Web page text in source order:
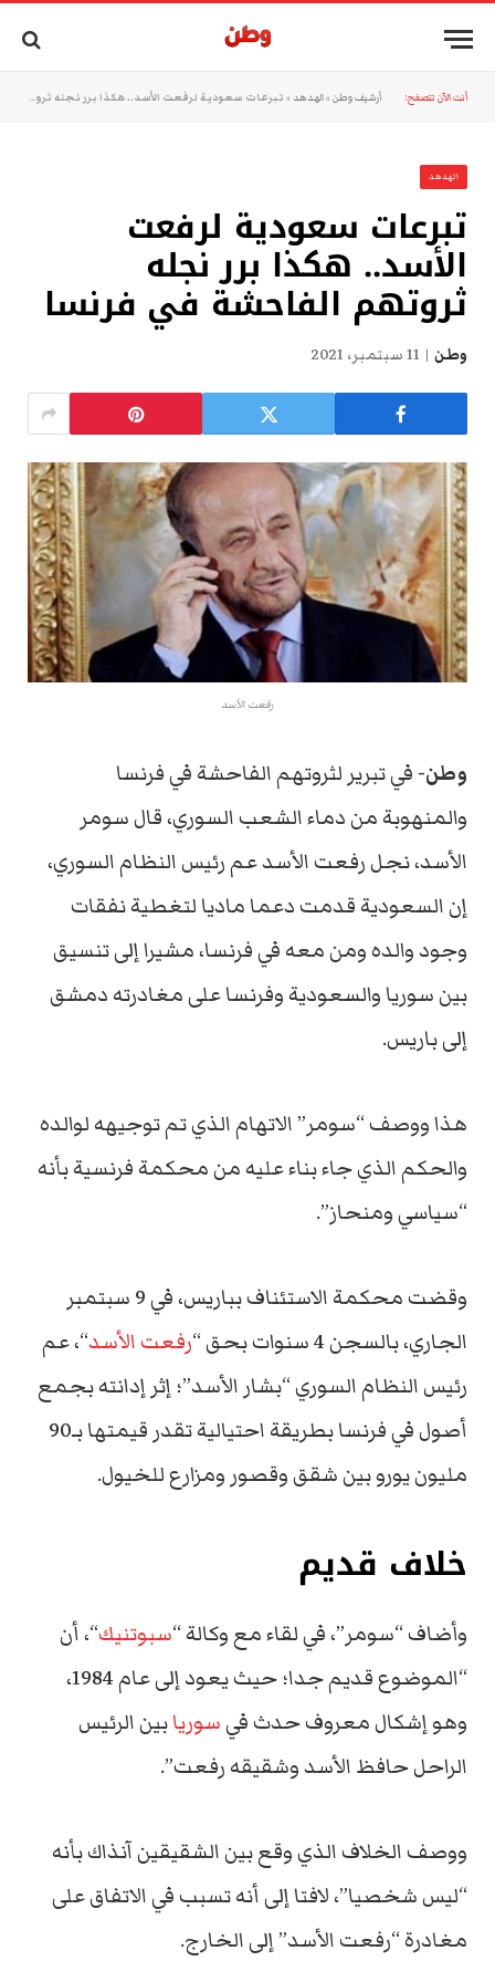
أنت الآن تتصفح: أرشيف وطن »الهدهد » تبرعات سعودية لرفعت الأسد.. هكذا برر نجله ثروتهم الفاحشة في فرنسا
الهدهد
تبرعات سعودية لرفعت
الأسد.. هكذا برر نجله
ثروتهم الفاحشة في فرنسا
وطن 11 سبتمبر، 2021
رفعت الأسد
وطن- في تبرير لثروتهم الفاحشة في فرنسا
والمنهوبة من دماء الشعب السوري، قال سومر
الأسد، نجل رفعت الأسد عم رئيس النظام السوري،
إن السعودية قدمت دعما ماديا لتغطية نفقات
وجود والده ومن معه في فرنسا، مشيرا إلى تنسيق
بين سوريا والسعودية وفرنسا على مغادرته دمشق
إلى باريس.
هذا ووصف “سومر” الاتهام الذي تم توجيهه لوالده
والحكم الذي جاء بناء عليه من محكمة فرنسية بأنه
“سياسي ومنحاز”.
وقضت محكمة الاستئناف بباريس، في 9 سبتمبر
الجاري، بالسجن 4 سنوات بحق “
رفعت الأسد“، عم
رئيس النظام السوري “بشار الأسد”؛ إثر إدانته بجمع
أصول في فرنسا بطريقة احتيالية تقدر قيمتها بـ90
مليون يورو بين شقق وقصور ومزارع للخيول.
خلاف قديم
وأضاف “سومر”، في لقاء مع وكالة “سبوتنيك“، أن
“الموضوع قديم جدا؛ حيث يعود إلى عام 1984،
وهو إشكال معروف حدث فيسوريابين الرئيس
الراحل حافظ الأسد وشقيقه رفعت”.
ووصف الخلاف الذي وقع بين الشقيقين آنذاك بأنه
“ليس شخصيا”، لافتا إلى أنه تسبب في الاتفاق على
مغادرة “رفعت الأسد” إلى الخارج.